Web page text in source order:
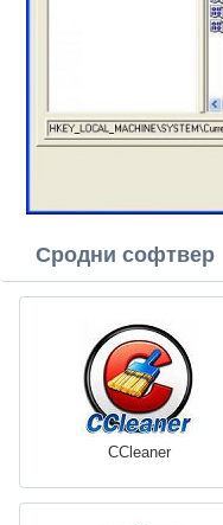
Сродни софтвер
CCleaner